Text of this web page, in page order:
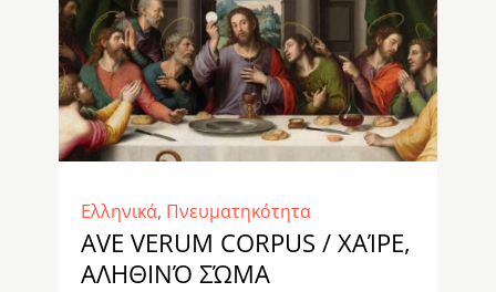
Ελληνικά, Πνευματηκότητα
AVE VERUM CORPUS / ΧΑΊΡΕ,
ΑΛΗΘΙΝΌ ΣΏΜΑ